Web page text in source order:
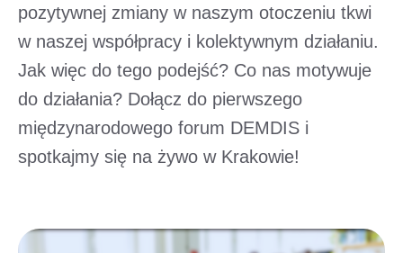
pozytywnej zmiany w naszym otoczeniu tkwi
w naszej współpracy i kolektywnym działaniu.
Jak więc do tego podejść? Co nas motywuje
do działania? Dołącz do pierwszego
międzynarodowego forum DEMDIS i
spotkajmy się na żywo w Krakowie!